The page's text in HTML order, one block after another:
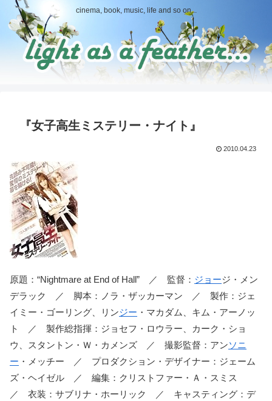
cinema, book, music, life and so on...
『女子高生ミステリー・ナイト』
2010.04.23
原題：“Nightmare at End of Hall” ／ 監督： ジョージ・メン
デラック ／ 脚本：ノラ・ザッカーマン ／ 製作：ジェ
イミー・ゴーリング、リンジー ・マカダム、キム・アーノッ
ト ／ 製作総指揮：ジョセフ・ロウラー、カーク・ショ
ウ、スタントン・Ｗ・カメンズ ／ 撮影監督：アンソニ
ー ・メッチー ／ プロダクション・デザイナー：ジェーム
ズ・ヘイゼル ／ 編集：クリストファー・Ａ・スミス
／ 衣装：サブリナ・ホーリック ／ キャスティング：デ